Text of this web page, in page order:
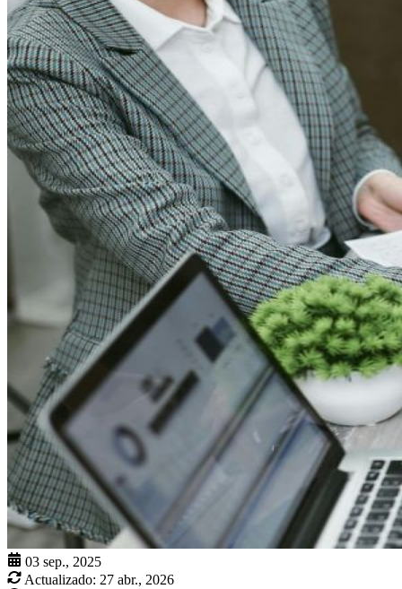
03 sep., 2025
Actualizado: 27 abr., 2026